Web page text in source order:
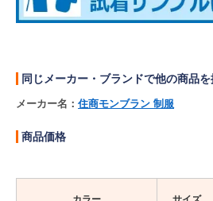
同じメーカー・ブランドで他の商品
メーカー名： 住商モンブラン 制服
商品価格